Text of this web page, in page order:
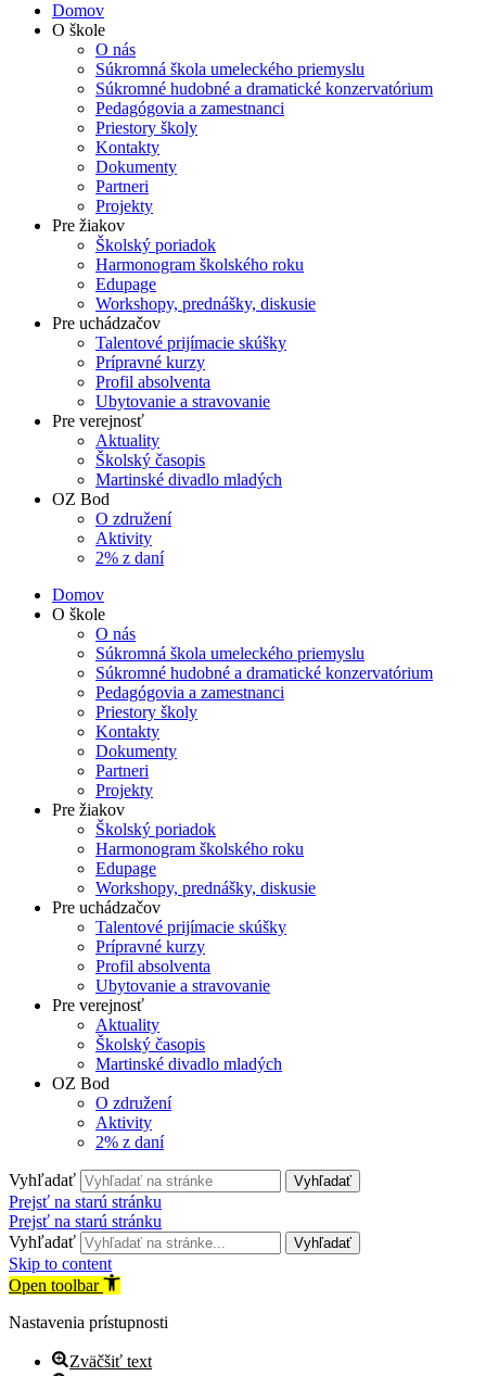
Domov
O škole
O nás
Súkromná škola umeleckého priemyslu
Súkromné hudobné a dramatické konzervatórium
Pedagógovia a zamestnanci
Priestory školy
Kontakty
Dokumenty
Partneri
Projekty
Pre žiakov
Školský poriadok
Harmonogram školského roku
Edupage
Workshopy, prednášky, diskusie
Pre uchádzačov
Talentové prijímacie skúšky
Prípravné kurzy
Profil absolventa
Ubytovanie a stravovanie
Pre verejnosť
Aktuality
Školský časopis
Martinské divadlo mladých
OZ Bod
O združení
Aktivity
2% z daní
Domov
O škole
O nás
Súkromná škola umeleckého priemyslu
Súkromné hudobné a dramatické konzervatórium
Pedagógovia a zamestnanci
Priestory školy
Kontakty
Dokumenty
Partneri
Projekty
Pre žiakov
Školský poriadok
Harmonogram školského roku
Edupage
Workshopy, prednášky, diskusie
Pre uchádzačov
Talentové prijímacie skúšky
Prípravné kurzy
Profil absolventa
Ubytovanie a stravovanie
Pre verejnosť
Aktuality
Školský časopis
Martinské divadlo mladých
OZ Bod
O združení
Aktivity
2% z daní
Vyhľadať Vyhľadať
Prejsť na starú stránku
Prejsť na starú stránku
Vyhľadať
Vyhľadať
Skip to content
Open toolbar
Nastavenia prístupnosti
Zväčšiť text